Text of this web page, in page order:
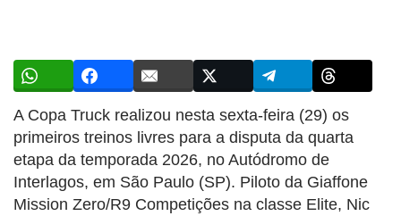
A Copa Truck realizou nesta sexta-feira (29) os
primeiros treinos livres para a disputa da quarta
etapa da temporada 2026, no Autódromo de
Interlagos, em São Paulo (SP). Piloto da Giaffone
Mission Zero/R9 Competições na classe Elite, Nic